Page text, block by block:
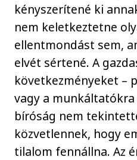
kényszerítené ki
nem keletkeztetne
ellentmondást sem,
elvét sértené. A
következményeket –
vagy a
bíróság nem
közvetlennek, hogy
tilalom fennállna. Az